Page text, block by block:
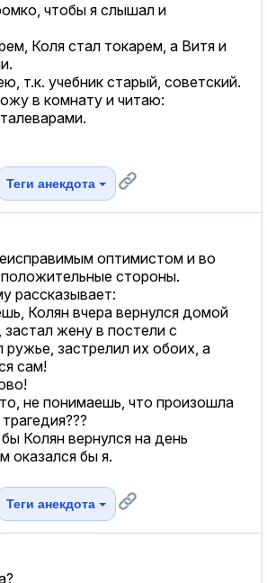
чтобы я слышал и
Коля стал токарем, а Витя и
т.к. учебник старый, советский.
в комнату и читаю:
Теги анекдота
оптимистом и во
стороны.
рассказывает:
Колян вчера вернулся домой
жену в постели с
застрелил их обоих, а
сам!
не понимаешь, что произошла
Колян вернулся на день
оказался бы я.
Теги анекдота